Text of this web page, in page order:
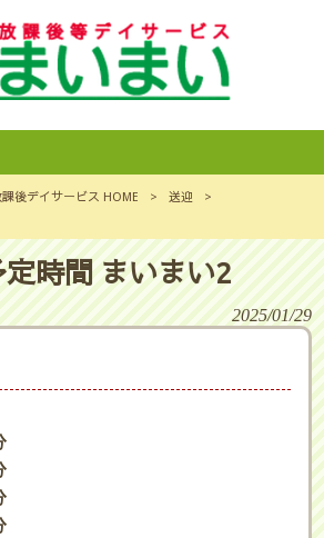
後デイサービス HOME > 送迎
>
時間 まいまい2
2025/01/29